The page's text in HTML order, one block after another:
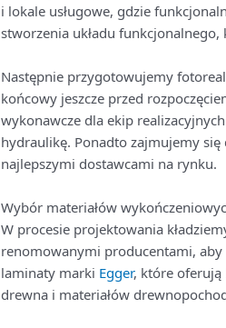
i lokale usługowe, gdzie
stworzenia układu
Następnie przygotowujemy
końcowy jeszcze przed
wykonawcze dla ekip
hydraulikę. Ponadto zajmujemy
najlepszymi dostawcami na rynku.
Wybór materiałów
W procesie projektowania
renomowanymi producentami, aby
laminaty marki Egger, które oferują
drewna i materiałów